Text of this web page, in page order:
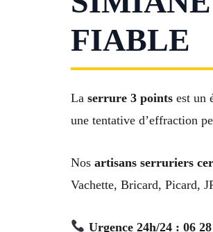
FIABLE
La serrure 3 points est un
une tentative d’effraction
Nos artisans serruriers
Vachette, Bricard, Picard,
Urgence 24h/24 : 06